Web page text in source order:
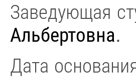
Заведующая
Альбертовна.
Дата